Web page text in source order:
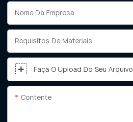
Nome Da Empresa
Requisitos De Materiais
Faça O Upload Do Seu Arquivo
Contente